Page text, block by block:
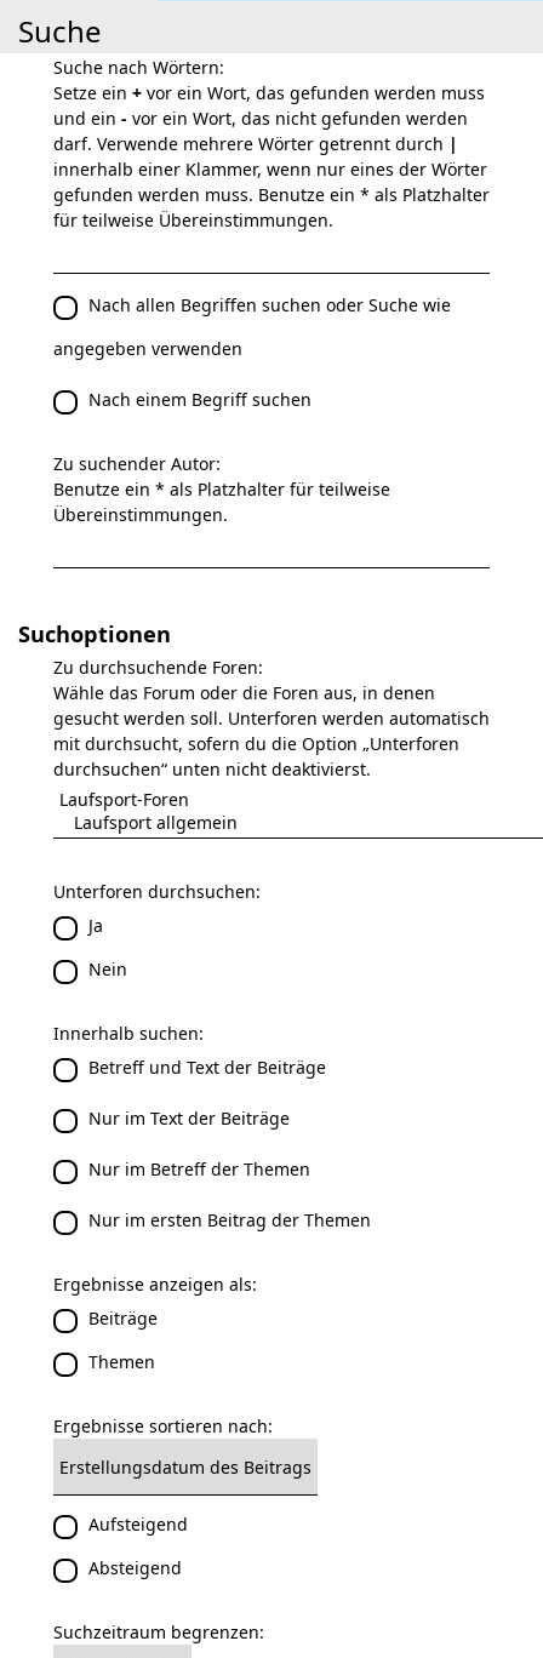
Suche
Suche nach Wörtern:
Setze ein + vor ein Wort, das gefunden werden muss
und ein - vor ein Wort, das nicht gefunden werden
darf. Verwende mehrere Wörter getrennt durch |
innerhalb einer Klammer, wenn nur eines der Wörter
gefunden werden muss. Benutze ein * als Platzhalter
für teilweise Übereinstimmungen.
Nach allen Begriffen suchen oder Suche wie
angegeben verwenden
Nach einem Begriff suchen
Zu suchender Autor:
Benutze ein * als Platzhalter für teilweise
Übereinstimmungen.
Suchoptionen
Zu durchsuchende Foren:
Wähle das Forum oder die Foren aus, in denen
gesucht werden soll. Unterforen werden automatisch
mit durchsucht, sofern du die Option „Unterforen
durchsuchen“ unten nicht deaktivierst.
Unterforen durchsuchen:
Ja
Nein
Innerhalb suchen:
Betreff und Text der Beiträge
Nur im Text der Beiträge
Nur im Betreff der Themen
Nur im ersten Beitrag der Themen
Ergebnisse anzeigen als:
Beiträge
Themen
Ergebnisse sortieren nach:
Aufsteigend
Absteigend
Suchzeitraum begrenzen: